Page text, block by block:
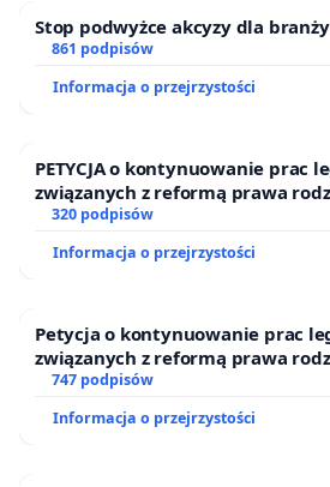
Stop podwyżce akcyzy dla
861 podpisów
Informacja o przejrzystości
PETYCJA o kontynuowanie prac
związanych z reformą prawa
320 podpisów
Informacja o przejrzystości
Petycja o kontynuowanie prac
związanych z reformą prawa
747 podpisów
Informacja o przejrzystości